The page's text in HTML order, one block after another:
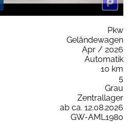
Pkw
Geländewagen
Apr / 2026
Automatik
10 km
5
Grau
Zentrallager
ab ca. 12.08.2026
GW-AML1980